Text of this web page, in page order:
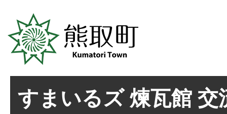
すまいるズ 煉瓦館 交